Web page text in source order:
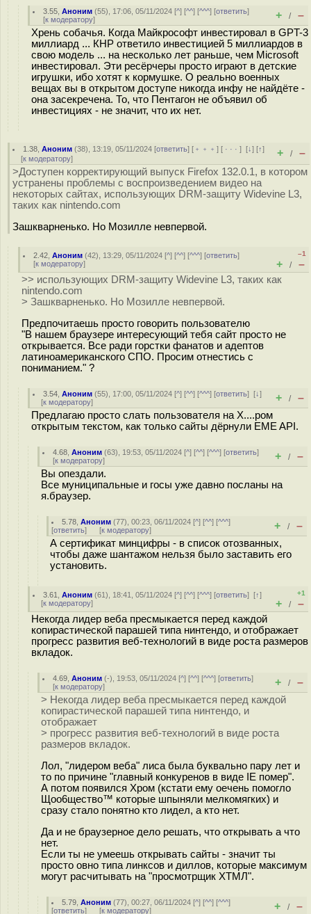
3.55 ,Аноним (55), 17:06, 05/11/2024 [^] [^^] [^^^] [ответить]
[к модератору] + / –
Хрень собачья. Когда Майкрософт инвестировал в GPT-3
миллиард ... КНР ответило инвестицией 5 миллиардов в
свою модель ... на несколько лет раньше, чем Microsoft
инвестировал. Эти ресёрчеры просто играют в детские
игрушки, ибо хотят к кормушке. О реально военных
вещах вы в открытом доступе никогда инфу не найдёте -
она засекречена. То, что Пентагон не объявил об
инвестициях - не значит, что их нет.
1.38 ,Аноним (38), 13:19, 05/11/2024 [ответить] [ ﹢﹢﹢] [ · · ·][↓] [↑]
[к модератору] + / –
>Доступен корректирующий выпуск Firefox 132.0.1, в котором
устранены проблемы с воспроизведением видео на
некоторых сайтах, использующих DRM-защиту Widevine L3,
таких как nintendo.com
Зашкварненько. Но Мозилле невпервой.
2.42 ,Аноним (42), 13:29, 05/11/2024 [^] [^^] [^^^] [ответить]
[к модератору]
–1
+ / –
>> использующих DRM-защиту Widevine L3, таких как
nintendo.com
> Зашкварненько. Но Мозилле невпервой.
Предпочитаешь просто говорить пользователю
"В нашем браузере интересующий тебя сайт просто не
открывается. Все ради горстки фанатов и адептов
латиноамериканского СПО. Просим отнестись с
пониманием." ?
3.54 ,Аноним (55), 17:00, 05/11/2024 [^] [^^] [^^^] [ответить][↓]
[к модератору] + / –
Предлагаю просто слать пользователя на Х....ром
открытым текстом, как только сайты дёрнули EME API.
4.68 ,Аноним (63), 19:53, 05/11/2024 [^] [^^] [^^^] [ответить]
[к модератору] + / –
Вы опездали.
Все муниципальные и госы уже давно посланы на
я.браузер.
5.78 ,Аноним (77), 00:23, 06/11/2024 [^] [^^] [^^^]
[ответить] [к модератору] + / –
А сертификат минцифры - в список отозванных,
чтобы даже шантажом нельзя было заставить его
установить.
3.61 ,Аноним (61), 18:41, 05/11/2024 [^] [^^] [^^^] [ответить][↑]
[к модератору]
+1
+ / –
Некогда лидер веба пресмыкается перед каждой
копирастической парашей типа нинтендо, и отображает
прогресс развития веб-технологий в виде роста размеров
вкладок.
4.69 ,Аноним (-), 19:53, 05/11/2024 [^] [^^] [^^^] [ответить]
[к модератору] + / –
> Некогда лидер веба пресмыкается перед каждой
копирастической парашей типа нинтендо, и
отображает
> прогресс развития веб-технологий в виде роста
размеров вкладок.
Лол, "лидером веба" лиса была буквально пару лет и
то по причине "главный конкуренов в виде IE помер".
А потом появился Хром (кстати ему оечень помогло
Щоо6щество™ которые шпыняли мелкомягких) и
сразу стало понятно кто лидел, а кто нет.
Да и не браузерное дело решать, что открывать а что
нет.
Если ты не умеешь открывать сайты - значит ты
просто овно типа линксов и диллов, которые максимум
могут расчитывать на "просмотрщик ХТМЛ".
5.79 ,Аноним (77), 00:27, 06/11/2024 [^] [^^] [^^^]
[ответить] [к модератору] + / –